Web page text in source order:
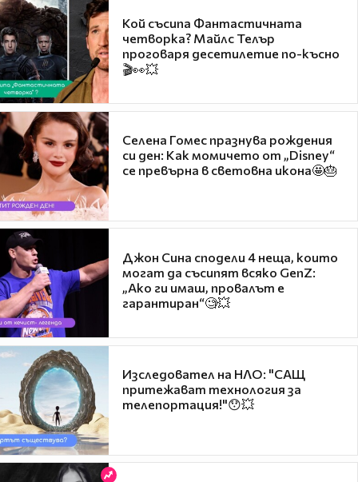
Кой съсипа Фантастичната
четворка? Майлс Телър
проговаря десетилетие по-късно
🎬👀💥
Селена Гомес празнува рождения
си ден: Как момичето от „Disney“
се превърна в световна икона🤩🎂
Джон Сина сподели 4 неща, които
могат да съсипят всяко GenZ:
„Ако ги имаш, провалът е
гарантиран“🧐💥
Изследовател на НЛО: "САЩ
притежават технология за
телепортация!"😯💥